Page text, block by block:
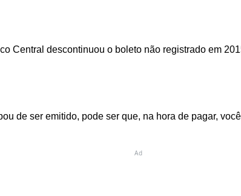
Central descontinuou o boleto não registrado em
de ser emitido, pode ser que, na hora de pagar,
Ad